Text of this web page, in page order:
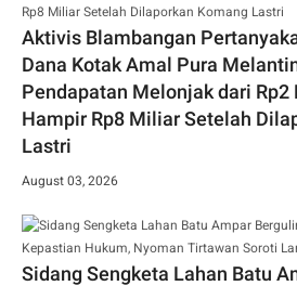
Aktivis Blambangan
Dana Kotak Amal Pura
Pendapatan Melonjak dari
Hampir Rp8 Miliar Setelah
Lastri
August 03, 2026
Sidang Sengketa Lahan Batu